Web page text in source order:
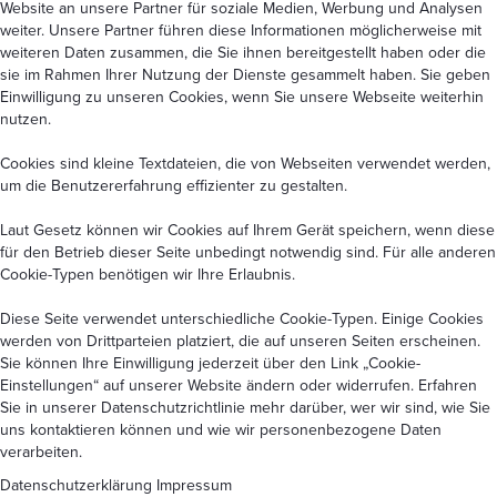
Website an unsere Partner für soziale Medien, Werbung und Analysen
weiter. Unsere Partner führen diese Informationen möglicherweise mit
weiteren Daten zusammen, die Sie ihnen bereitgestellt haben oder die
sie im Rahmen Ihrer Nutzung der Dienste gesammelt haben. Sie geben
Einwilligung zu unseren Cookies, wenn Sie unsere Webseite weiterhin
nutzen.
Cookies sind kleine Textdateien, die von Webseiten verwendet werden,
um die Benutzererfahrung effizienter zu gestalten.
Laut Gesetz können wir Cookies auf Ihrem Gerät speichern, wenn diese
für den Betrieb dieser Seite unbedingt notwendig sind. Für alle anderen
Cookie-Typen benötigen wir Ihre Erlaubnis.
Diese Seite verwendet unterschiedliche Cookie-Typen. Einige Cookies
werden von Drittparteien platziert, die auf unseren Seiten erscheinen.
Sie können Ihre Einwilligung jederzeit über den Link „Cookie-
Einstellungen“ auf unserer Website ändern oder widerrufen. Erfahren
Sie in unserer Datenschutzrichtlinie mehr darüber, wer wir sind, wie Sie
uns kontaktieren können und wie wir personenbezogene Daten
verarbeiten.
Datenschutzerklärung Impressum